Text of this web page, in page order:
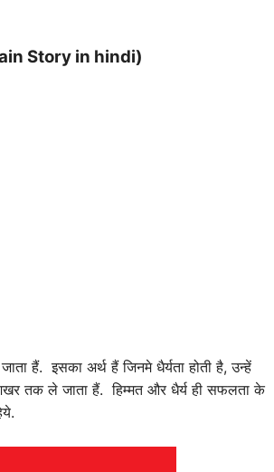
Story in hindi)
हैं. इसका अर्थ हैं जिनमे धैर्यता होती है, उन्हें
तक ले जाता हैं. हिम्मत और धैर्य ही सफलता के